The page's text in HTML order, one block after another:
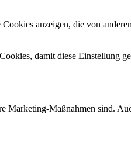
anzeigen, die von
damit diese Einstellung
Marketing-Maßnahmen sind.